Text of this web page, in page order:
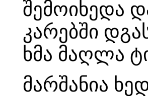
შემოიხედა
კარებში
ხმა მაღლა
მარშანია